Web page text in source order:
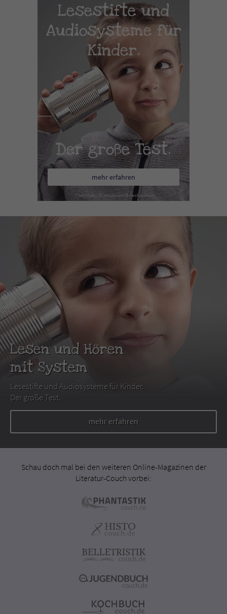
Lesestifte und
Audiosysteme für
Kinder.
Der große Test.
mehr erfahren
Lesen und Hören
mit System
Lesestifte und Audiosysteme für Kinder.
Der große Test.
mehr erfahren
Schau doch mal bei den weiteren Online-Magazinen der
Literatur-Couch vorbei: